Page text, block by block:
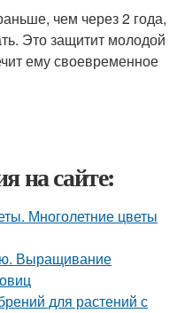
чем через 2 года,
Это защитит молодой
ему своевременное
на сайте:
Многолетние цветы
Выращивание
для растений с